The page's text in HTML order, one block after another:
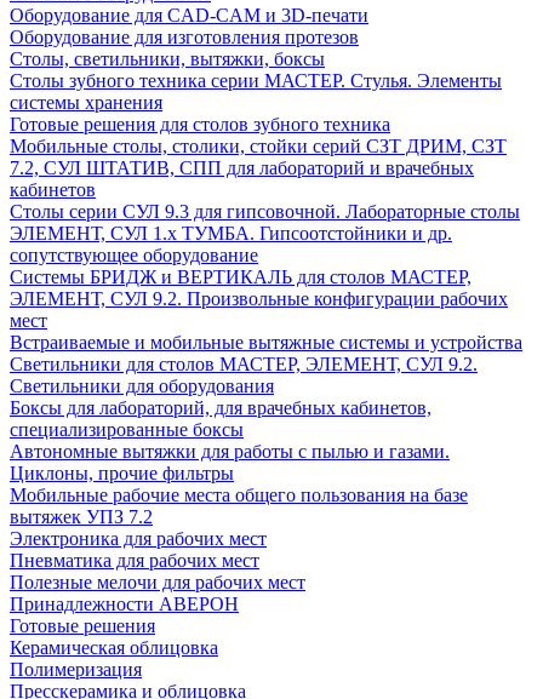
Оборудование для CAD-CAM и 3D-печати
Оборудование для изготовления протезов
Cтолы, светильники, вытяжки, боксы
Столы зубного техника серии МАСТЕР. Стулья. Элементы
системы хранения
Готовые решения для столов зубного техника
Мобильные столы, столики, стойки серий СЗТ ДРИМ, СЗТ
7.2, СУЛ ШТАТИВ, СПП для лабораторий и врачебных
кабинетов
Столы серии СУЛ 9.3 для гипсовочной. Лабораторные столы
ЭЛЕМЕНТ, СУЛ 1.х ТУМБА. Гипсоотстойники и др.
сопутствующее оборудование
Системы БРИДЖ и ВЕРТИКАЛЬ для столов МАСТЕР,
ЭЛЕМЕНТ, СУЛ 9.2. Произвольные конфигурации рабочих
мест
Встраиваемые и мобильные вытяжные системы и устройства
Светильники для столов МАСТЕР, ЭЛЕМЕНТ, СУЛ 9.2.
Светильники для оборудования
Боксы для лабораторий, для врачебных кабинетов,
специализированные боксы
Автономные вытяжки для работы с пылью и газами.
Циклоны, прочие фильтры
Мобильные рабочие места общего пользования на базе
вытяжек УПЗ 7.2
Электроника для рабочих мест
Пневматика для рабочих мест
Полезные мелочи для рабочих мест
Принадлежности АВЕРОН
Готовые решения
Керамическая облицовка
Полимеризация
Пресскерамика и облицовка